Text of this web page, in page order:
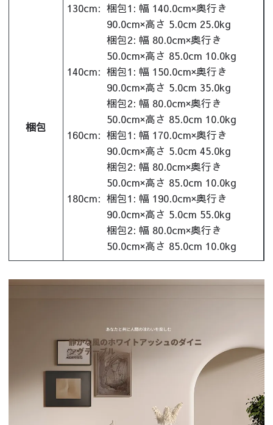
梱包
130cm: 梱包1: 幅 140.0cm×奥行き
90.0cm×高さ 5.0cm 25.0kg
梱包2: 幅 80.0cm×奥行き
50.0cm×高さ 85.0cm 10.0kg
140cm: 梱包1: 幅 150.0cm×奥行き
90.0cm×高さ 5.0cm 35.0kg
梱包2: 幅 80.0cm×奥行き
50.0cm×高さ 85.0cm 10.0kg
160cm: 梱包1: 幅 170.0cm×奥行き
90.0cm×高さ 5.0cm 45.0kg
梱包2: 幅 80.0cm×奥行き
50.0cm×高さ 85.0cm 10.0kg
180cm: 梱包1: 幅 190.0cm×奥行き
90.0cm×高さ 5.0cm 55.0kg
梱包2: 幅 80.0cm×奥行き
50.0cm×高さ 85.0cm 10.0kg